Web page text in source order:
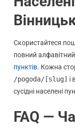
Скористайтеся
повний
пунктів. Кожна
/pogoda/[slug] і
сусідні населені
FAQ —